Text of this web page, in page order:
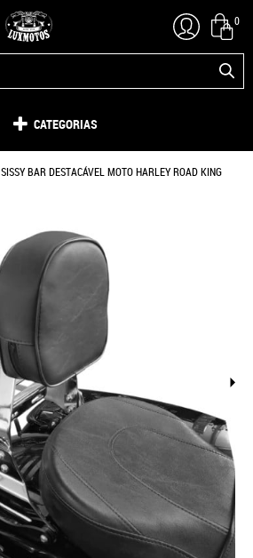
0
CATEGORIAS
SISSY BAR DESTACÁVEL MOTO HARLEY ROAD KING